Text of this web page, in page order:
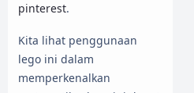
pinterest.
Kita lihat penggunaan
lego ini dalam
memperkenalkan